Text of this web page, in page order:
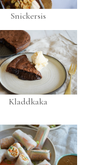
Snickersis
Kladdkaka